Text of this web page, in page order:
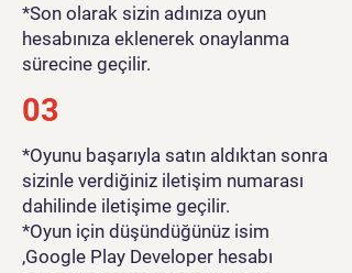
*Son olarak sizin adınıza oyun
hesabınıza eklenerek onaylanma
sürecine geçilir.
03
*Oyunu başarıyla satın aldıktan sonra
sizinle verdiğiniz iletişim numarası
dahilinde iletişime geçilir.
*Oyun için düşündüğünüz isim
,Google Play Developer hesabı